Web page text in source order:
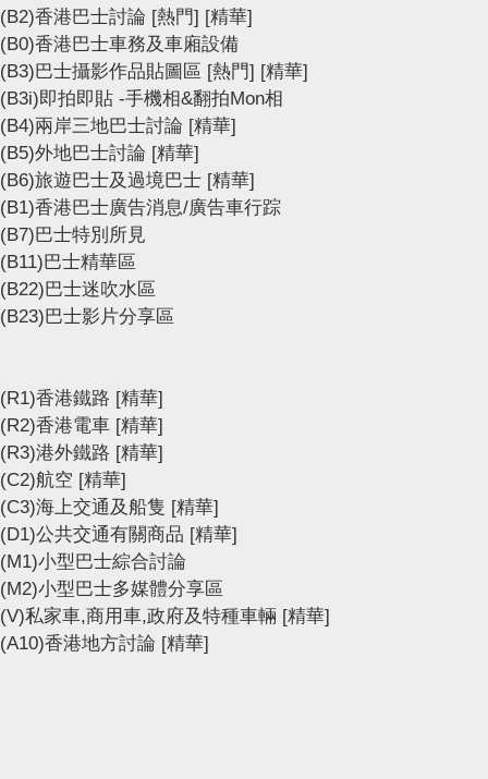
(B2)香港巴士討論 [熱門] [精華]
(B0)香港巴士車務及車廂設備
(B3)巴士攝影作品貼圖區 [熱門] [精華]
(B3i)即拍即貼 -手機相&翻拍Mon相
(B4)兩岸三地巴士討論 [精華]
(B5)外地巴士討論 [精華]
(B6)旅遊巴士及過境巴士 [精華]
(B1)香港巴士廣告消息/廣告車行踪
(B7)巴士特別所見
(B11)巴士精華區
(B22)巴士迷吹水區
(B23)巴士影片分享區
(R1)香港鐵路 [精華]
(R2)香港電車 [精華]
(R3)港外鐵路 [精華]
(C2)航空 [精華]
(C3)海上交通及船隻 [精華]
(D1)公共交通有關商品 [精華]
(M1)小型巴士綜合討論
(M2)小型巴士多媒體分享區
(V)私家車,商用車,政府及特種車輛 [精華]
(A10)香港地方討論 [精華]